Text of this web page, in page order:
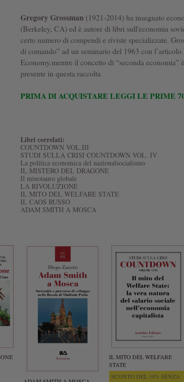
Gregory Grossman (1921-2014) ha insegnato
(Berkeley, CA) ed è autore di libri sull'economia
certo numero di compendi e riviste specializzate.
di comando” ad un seminario del 1963 con
Economy.mentre il concetto di “seconda
presente in questa raccolta
PRIMA DI ACQUISTARE LEGGI LE PRIME
Libri correlati:
COUNTDOWN VOL.III
STUDI SULLA CRISI COUNTDOWN VOL. IV
La politica economica del nazionalsocialismo
IL MISTERO DEL DRAGONE
Il minotauro globale
LA RIVOLUZIONE
IL MITO DEL WELFARE STATE
IL CAOS RUSSO
ADAM SMITH A MOSCA
IL MITO DEL WELFARE
STATE
SCONTO DEL 10% SENZA